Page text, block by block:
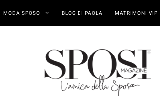
MODA SPOSO BLOG DI PAOLA MATRIMONI VIP